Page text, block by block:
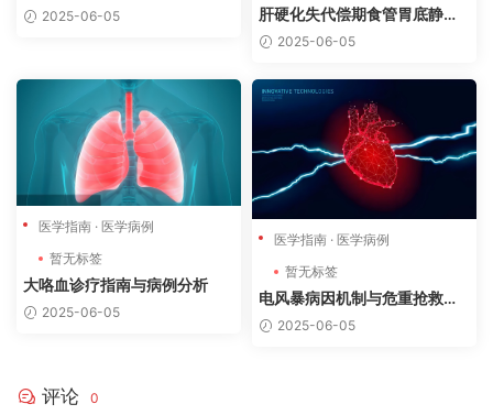
抢救病例分析
2025-06-05
肝硬化失代偿期食管胃底静脉
曲张破裂出血诊疗指南与病例
2025-06-05
医学指南 · 医学病例
暂无标签
大咯血诊疗指南与病例分析
2025-06-05
医学指南 · 医学病例
暂无标签
电风暴病因机制与危重抢救病
例分析
2025-06-05
评论 0